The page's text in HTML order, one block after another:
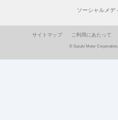
ソーシャルメデ
サイトマップ ご利用にあたって
© Suzuki Motor